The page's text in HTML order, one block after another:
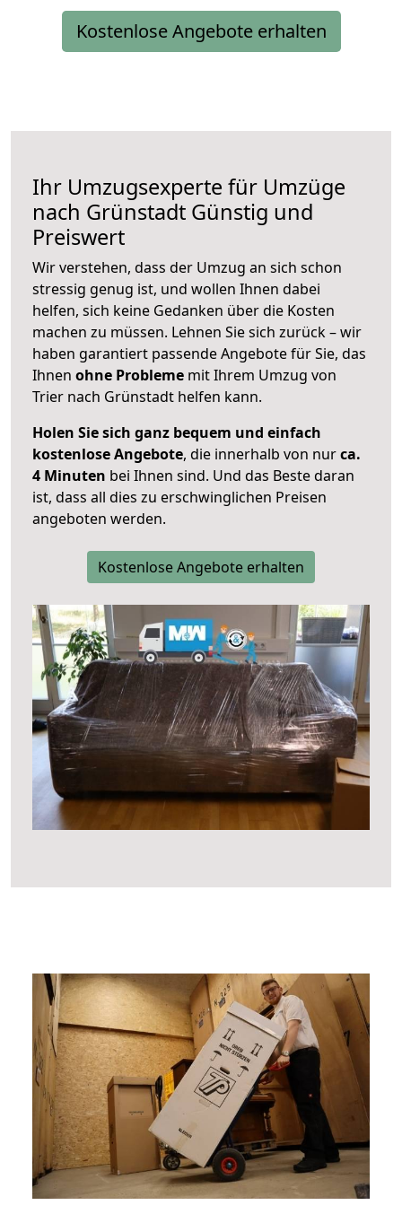
Kostenlose Angebote erhalten
Ihr Umzugsexperte für Umzüge
nach Grünstadt Günstig und
Preiswert
Wir verstehen, dass der Umzug an sich schon
stressig genug ist, und wollen Ihnen dabei
helfen, sich keine Gedanken über die Kosten
machen zu müssen. Lehnen Sie sich zurück – wir
haben garantiert passende Angebote für Sie, das
Ihnen ohne Probleme mit Ihrem Umzug von
Trier nach Grünstadt helfen kann.
Holen Sie sich ganz bequem und einfach
kostenlose Angebote, die innerhalb von nurca.
4 Minuten bei Ihnen sind. Und das Beste daran
ist, dass all dies zu erschwinglichen Preisen
angeboten werden.
Kostenlose Angebote erhalten